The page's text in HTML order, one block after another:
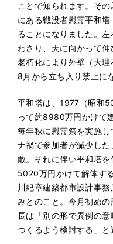
ことで知られます。そ
にある戦没者慰霊平和
ることになりました。
わさり、天に向かって伸
老朽化により外壁（大
8月から立ち入り禁止に
平和塔は、1977（昭和
って約8980万円かけて
毎年秋に慰霊祭を実施
ナ禍で参加者が減少し
散。それに伴い平和塔
5020万円かけて解体す
川紀章建築都市設計事
みとのこと。今月初め
長は「別の形で異例の
つくるよう検討する」と